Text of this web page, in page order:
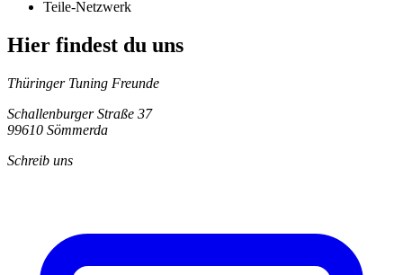
Teile-Netzwerk
Hier findest du uns
Thüringer Tuning Freunde
Schallenburger Straße 37
99610 Sömmerda
Schreib uns